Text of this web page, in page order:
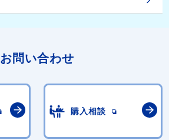
お問い合わせ
購入相談